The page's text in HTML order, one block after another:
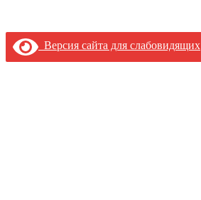
Версия сайта для слабовидящих